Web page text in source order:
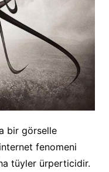
bir görselle
fenomeni
tüyler ürperticidir.